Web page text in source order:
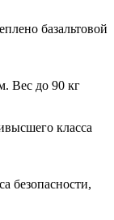
базальтовой
Вес до 90 кг
класса
безопасности,